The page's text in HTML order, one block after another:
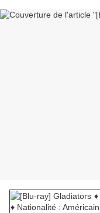
♦ Nationalité : Américain